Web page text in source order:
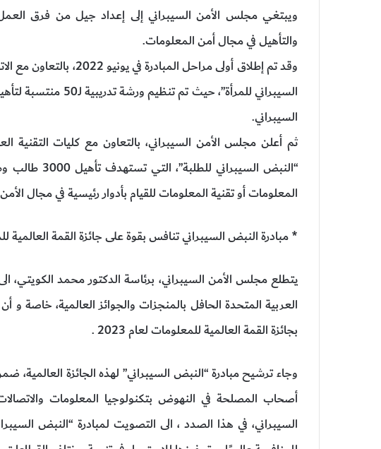
ويبتغي مجلس الأمن السيبراني إلى إعداد جيل من فرق
والتأهيل في مجال أمن المعلومات.
وقد تم إطلاق أولى مراحل
السيبراني للمرأة”،
السيبراني.
ثم أعلن مجلس الأمن السيبراني، بالتعاون مع كليات التقنية
“النبض
المعلومات أو تقنية المعلومات للقيام بأدوار رئيسية في مجال
* مبادرة النبض السيبراني تنافس بقوة على جائزة القمة العالمية
يتطلع مجلس الأمن السيبراني، برئاسة الدكتور محمد الكويتي،
العربية المتحدة الحافل بالمنجزات والجوائز العالمية، خاصة و
بجائزة القمة العالمية للمعلومات لعام 2023 .
وجاء ترشيح مبادرة “النبض السيبراني” لهذه الجائزة
أصحاب المصلحة في النهوض بتكنولوجيا المعلومات
السيبراني، في هذا الصدد ، الى التصويت لمبادرة “النبض